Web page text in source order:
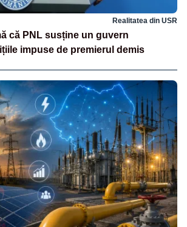
Realitatea din USR
că PNL susține un guvern
impuse de premierul demis